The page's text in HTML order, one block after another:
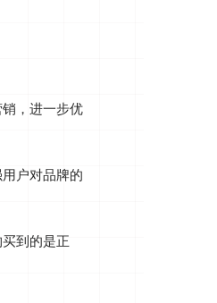
，进一步优
户对品牌的
到的是正